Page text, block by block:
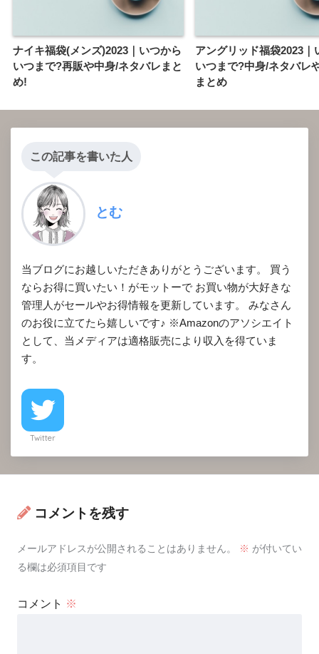
ナイキ福袋(メンズ)2023｜いつから
いつまで?再販や中身/ネタバレまと
め!
アングリッド福袋2023｜
いつまで?中身/ネタバレ
まとめ
この記事を書いた人
とむ
当ブログにお越しいただきありがとうございます。 買う
ならお得に買いたい！がモットーで お買い物が大好きな
管理人がセールやお得情報を更新しています。 みなさん
のお役に立てたら嬉しいです♪ ※Amazonのアソシエイト
として、当メディアは適格販売により収入を得ていま
す。
Twitter
コメントを残す
メールアドレスが公開されることはありません。 ※ が付いてい
る欄は必須項目です
コメント ※